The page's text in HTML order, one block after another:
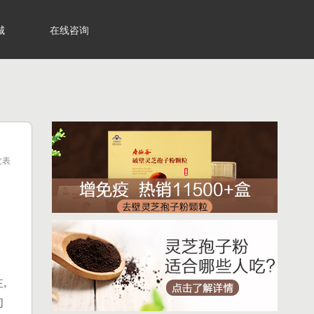
在线咨询
表
,